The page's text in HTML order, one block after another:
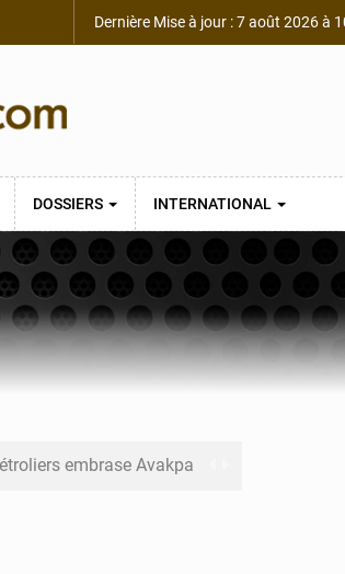
Dernière Mise à jour : 7 août 2026 à
DOSSIERS INTERNATIONAL
embrase Avakpa
siège de l’Assemblée